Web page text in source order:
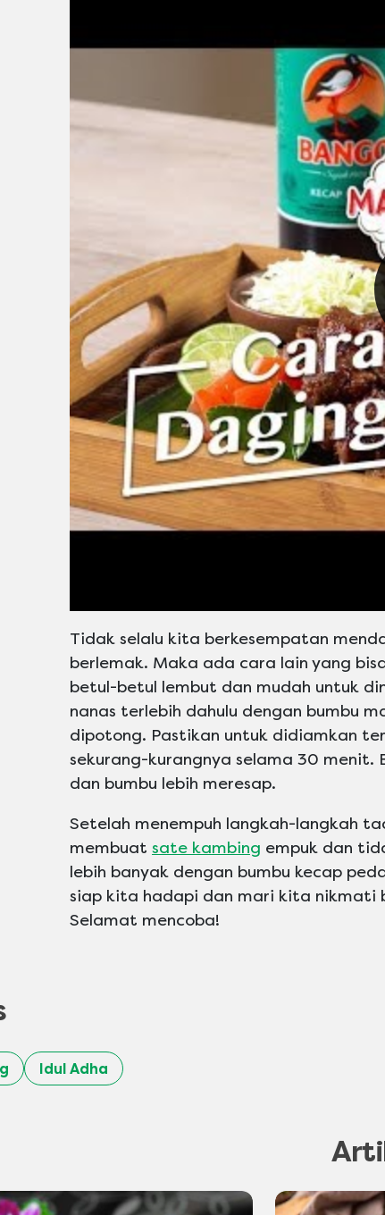
Tidak selalu kita berkesempatan
berlemak. Maka ada cara lain yang
betul-betul lembut dan mudah untuk
nanas terlebih dahulu dengan bumbu
dipotong. Pastikan untuk didiamkan
sekurang-kurangnya selama 30 menit.
dan bumbu lebih meresap.
Setelah menempuh langkah-langkah
membuat sate kambing empuk dan
lebih banyak dengan bumbu kecap
siap kita hadapi dan mari kita nikmati
Selamat mencoba!
Idul Adha